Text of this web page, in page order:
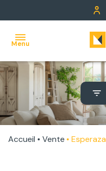
Menu
ACCUEIL
NOS
BIENS
Accueil Vente Esperaza